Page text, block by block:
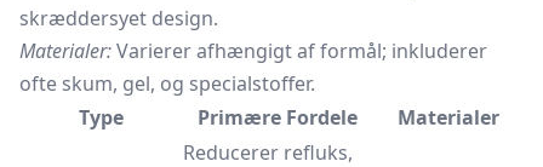
skræddersyet design.
Materialer:Varierer afhængigt af formål; inkluderer
ofte skum, gel, og specialstoffer.
Type
Primære Fordele Materialer
Reducerer refluks,